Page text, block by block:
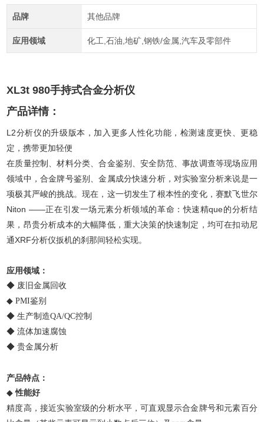
品牌 其他品牌
应用领域 化工,石油,地矿,钢铁/金属,汽车及零部件
XL3t 980手持式合金分析仪
产品详情：
L2分析仪的升级版本，加入更多人性化功能，检测速度更快、更稳
定，携带更加轻便
在质量控制、材料分类、合金鉴别、安全防范、事故调查等现场应用
领域中，合金牌号鉴别、金属成分快速分析，对实验室分析来说是一
项极其严峻的挑战。现在，这一切发生了根本性的变化，赛默飞世尔
Niton ——正在引发一场元素分析领域的革命：快速精que的分析结
果，昂贵分析成本的大幅降低，重大决策的快速制定，均可在扣动尼
通XRF分析仪扳机的刹那间轻松实现。
应用领域：
◆ 废旧金属回收
◆ PMI鉴别
◆ 生产制造QA/QC控制
◆ 流体加速腐蚀
◆ 贵金属分析
产品特点：
◆性能好
精度高，接近实验室级的分析水平，可直观显示合金牌号和元素百分